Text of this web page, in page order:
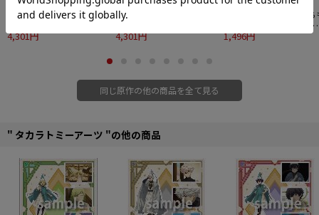
【予約特別価格】メガハ
ウス るかっぷ 刀剣乱舞
ONLINE 三日月宗近
4,301円
【予約特別価格】
ウス るかっぷ 刀剣乱舞
ONLINE 加州清光
4,301円
も
ちマスコットOP 刀剣
舞ONLINE vol.2 薬研
1,496円
同じ原作の他の商品を全て見る
" タカラトミーアーツ "の他の商品